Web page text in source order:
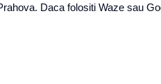
Daca folositi Waze sau